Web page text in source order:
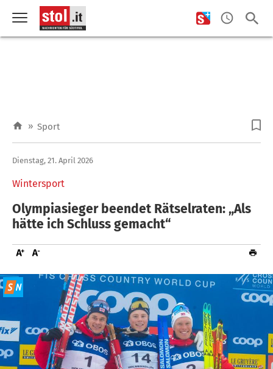
» Sport
Wintersport
Dienstag, 21. April 2026
Olympiasieger beendet Rätselraten: „Als
hätte ich Schluss gemacht“